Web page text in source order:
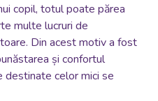
copil, totul poate părea
multe lucruri de
Din acest motiv a fost
și confortul
destinate celor mici se